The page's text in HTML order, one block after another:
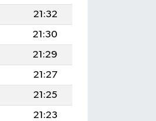
21:32
21:30
21:29
21:27
21:25
21:23